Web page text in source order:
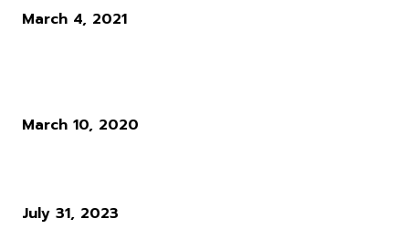
March 4, 2021
March 10, 2020
July 31, 2023